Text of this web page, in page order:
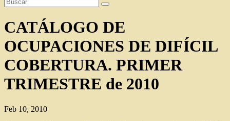
CATÁLOGO DE
OCUPACIONES DE DIFÍCIL
COBERTURA. PRIMER
TRIMESTRE de 2010
Feb 10, 2010